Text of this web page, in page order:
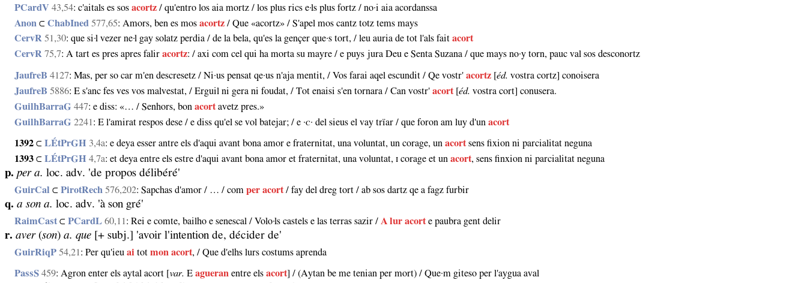
PCardV 43,54: c'aitals es sosacortz / qu'entro los aia mortz / los plus rics e·ls plus fortz / no·i aia acordanssa
Anon ⊂ChabIned 577,65: Amors, ben es mosacortz / Que «acortz» / S'apel mos cantz totz tems mays
CervR 51,30: que si·l vezer ne·l gay solatz perdia / de la bela, qu'es la gençer que·s tort, / leu auria de tot l'als faitacort
CervR 75,7: A tart es pres apres faliracortz: / axi com cel qui ha morta su mayre / e puys jura Deu e Senta Suzana / que mays no·y torn, pauc val sos desconortz
JaufreB 4127: Mas, per so car m'en descresetz / Ni·us pensat qe·us n'aja mentit, / Vos farai aqel escundit / Qe vostr'acortz [éd. vostra cortz] conoisera
JaufreB 5886: E s'anc fes ves vos malvestat, / Erguil ni gera ni foudat, / Tot enaisi s'en tornara / Can vostr'acort[éd. vostra cort] conusera.
GuilhBarraG 447: e diss: «… / Senhors, bonacortavetz pres.»
GuilhBarraG 2241 : E l'amirat respos dese / e diss qu'el se vol batejar; / e ·ᴄ· del sieus el vay trïar / que foron am luy d'unacort
1392 ⊂LÉtPrGH 3,4a: e deya esser antre els d'aqui avant bona amor e fraternitat, una voluntat, un corage, unacortsens fixion ni parcialitat neguna
1393 ⊂LÉtPrGH 4,7a: et deya entre els estre d'aqui avant bona amor et fraternitat, una voluntat, ɪ corage et unacort, sens finxion ni parcialitat neguna
p. per a. loc. adv. 'de propos délibéré'
GuirCal ⊂PirotRech 576,202: Sapchas d'amor / … / comper acort/ fay del dreg tort / ab sos dartz qe a fagz furbir
q. a son a. loc. adv. 'à son gré'
RaimCast ⊂PCardL 60,11 : Rei e comte, bailho e senescal / Volo·ls castels e las terras sazir / A lur acorte paubra gent delir
r. aver(son) a. que [+ subj.] 'avoir l'intention de, décider de'
GuirRiqP 54,21 : Per qu'ieuai totmon acort, / Que d'elhs lurs costums aprenda
PassS 459: Agron enter els aytal acort [var. Eagueran entre elsacort] / (Aytan be me tenian per mort) / Que·m giteso per l'aygua aval